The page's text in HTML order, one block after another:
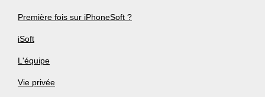
Première fois sur iPhoneSoft ?
iSoft
L'équipe
Vie privée